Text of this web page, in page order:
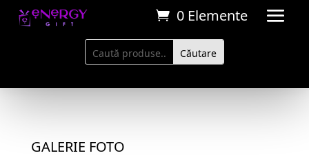
0 Elemente
GALERIE FOTO